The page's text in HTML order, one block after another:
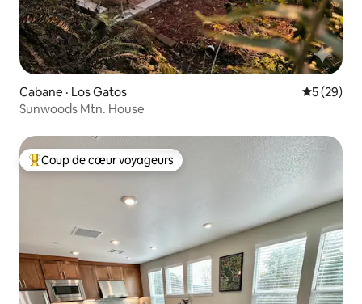
Cabane · Los Gatos Note
5 (29)
Sunwoods Mtn. House
Coup de cœur voyageurs parmi les plus aimés
Coup de cœur voyageurs